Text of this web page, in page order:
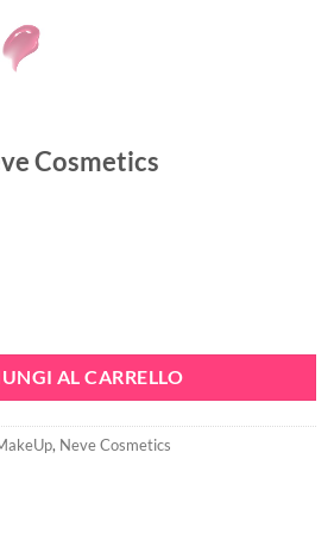
Cosmetics
AL CARRELLO
, Neve Cosmetics